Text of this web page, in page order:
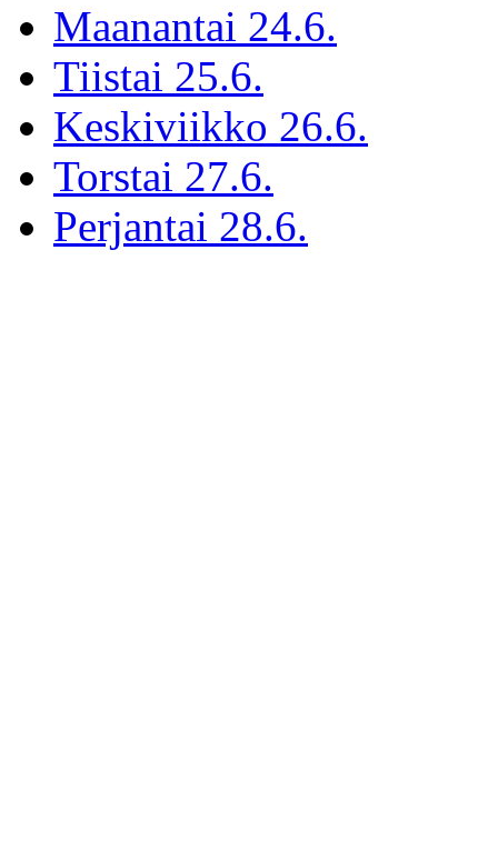
Maanantai 24.6.
Tiistai 25.6.
Keskiviikko 26.6.
Torstai 27.6.
Perjantai 28.6.